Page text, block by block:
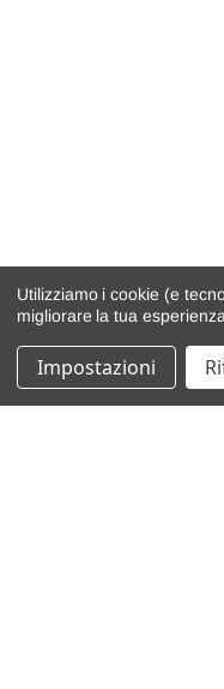
Utilizziamo i cookie (e
migliorare la tua
Impostazioni